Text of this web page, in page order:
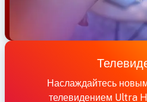
Наслаждайтесь
телевидением Ultra